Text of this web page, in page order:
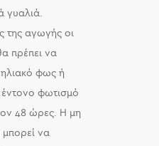
γυαλιά.
της αγωγής οι
πρέπει να
ηλιακό φως ή
φωτισμό
48 ώρες. Η μη
να